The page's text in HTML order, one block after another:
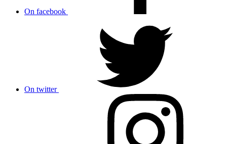
On facebook
On twitter